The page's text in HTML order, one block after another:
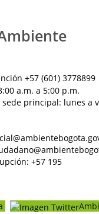
+57 (601) 3778899
a.m. a 5:00 p.m.
principal: lunes a
+57 195